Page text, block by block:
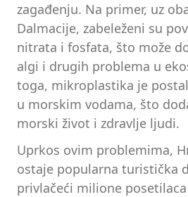
zagađenju. Na primer, uz
Dalmacije, zabeleženi su
nitrata i fosfata, što može
algi i drugih problema u
toga, mikroplastika je
u morskim vodama, što
morski život i zdravlje ljudi.
Uprkos ovim problemima,
ostaje popularna turistička
privlačeći milione